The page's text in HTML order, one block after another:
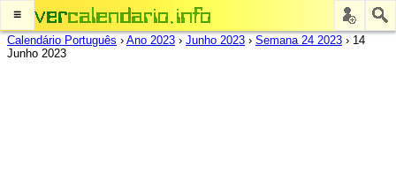
≡
Calendário Português › Ano 2023 › Junho 2023 › Semana 24 2023 › 14
Junho 2023